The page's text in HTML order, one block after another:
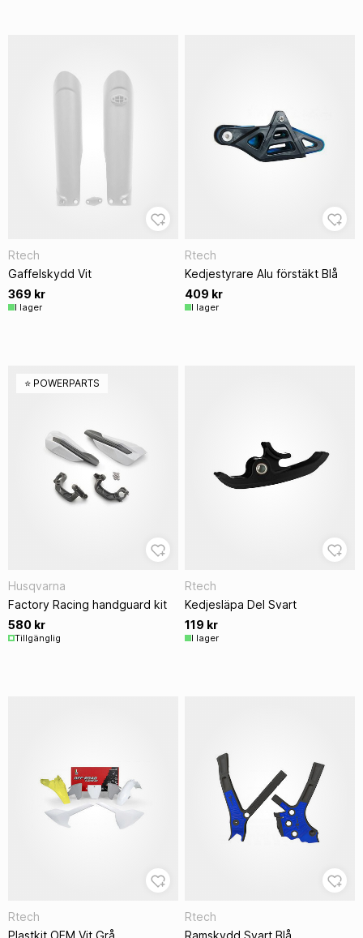
Rtech
Gaffelskydd Vit
369 kr
I lager
Rtech
Kedjestyrare Alu förstäkt Blå
409 kr
I lager
⭐️ POWERPARTS
Husqvarna
Factory Racing handguard kit
580 kr
Tillgänglig
Rtech
Kedjesläpa Del Svart
119 kr
I lager
Rtech
Plastkit OEM Vit Grå
Rtech
Ramskydd Svart Blå